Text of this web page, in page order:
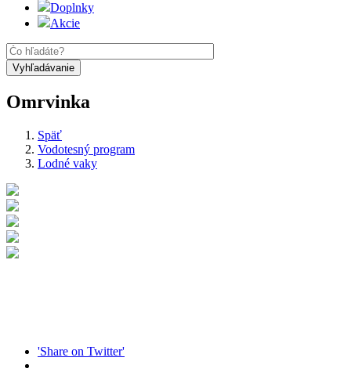
Doplnky
Akcie
Omrvinka
Späť
Vodotesný program
Lodné vaky
'Share on Twitter'